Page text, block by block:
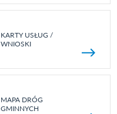
KARTY USŁUG /
WNIOSKI
MAPA DRÓG
GMINNYCH